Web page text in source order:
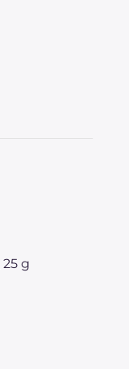
25 g